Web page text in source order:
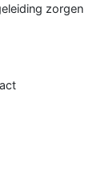
zorgen